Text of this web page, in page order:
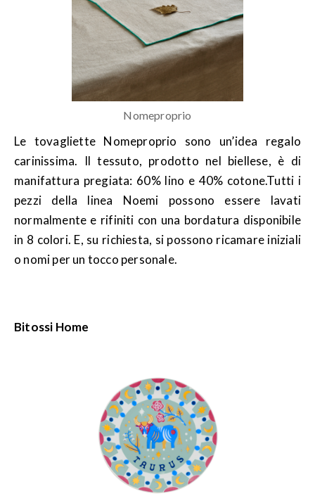
Nomeproprio
Le tovagliette Nomeproprio sono un’idea regalo
carinissima. Il tessuto, prodotto nel biellese, è di
manifattura pregiata: 60% lino e 40% cotone.Tutti i
pezzi della linea Noemi possono essere lavati
normalmente e rifiniti con una bordatura disponibile
in 8 colori. E, su richiesta, si possono ricamare iniziali
o nomi per un tocco personale.
Bitossi Home